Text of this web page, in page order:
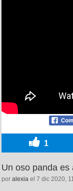
1
Un oso panda es
por alexia el 7 dic 2020,